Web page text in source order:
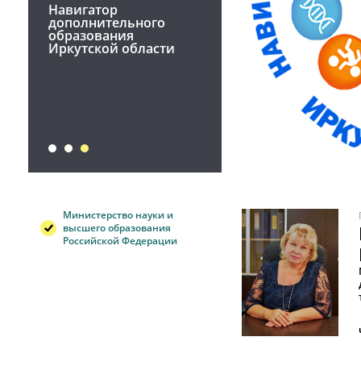
Навигатор
дополнительного
образования
Иркутской области
Министерство науки и
высшего образования
Российской Федерации